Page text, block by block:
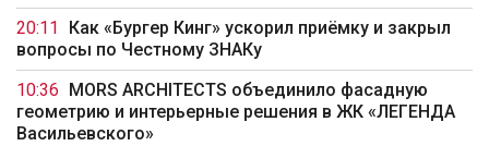
20:11
Как «Бургер Кинг» ускорил приёмку и закрыл
вопросы по Честному ЗНАКу
10:36
MORS ARCHITECTS объединило фасадную
геометрию и интерьерные решения в ЖК «ЛЕГЕНДА
Васильевского»